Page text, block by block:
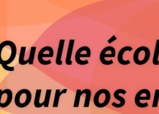
1981
Saint Exupéry